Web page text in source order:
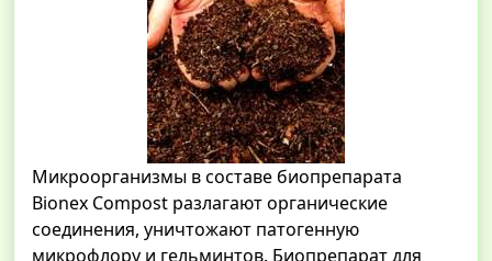
Микроорганизмы в составе биопрепарата
Bionex Compost разлагают органические
соединения, уничтожают патогенную
микрофлору и гельминтов. Биопрепарат для